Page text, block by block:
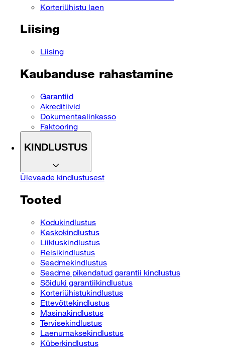
Korteriühistu laen
Liising
Liising
Kaubanduse rahastamine
Garantiid
Akreditiivid
Dokumentaalinkasso
Faktooring
KINDLUSTUS
Ülevaade kindlustusest
Tooted
Kodukindlustus
Kaskokindlustus
Liikluskindlustus
Reisikindlustus
Seadmekindlustus
Seadme pikendatud garantii kindlustus
Sõiduki garantiikindlustus
Korteriühistukindlustus
Ettevõttekindlustus
Masinakindlustus
Tervisekindlustus
Laenumaksekindlustus
Küberkindlustus